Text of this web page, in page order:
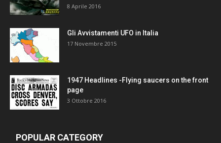
8 Aprile 2016
Gli Avvistamenti UFO in Italia
17 Novembre 2015
1947 Headlines -Flying saucers on the front
page
3 Ottobre 2016
POPULAR CATEGORY